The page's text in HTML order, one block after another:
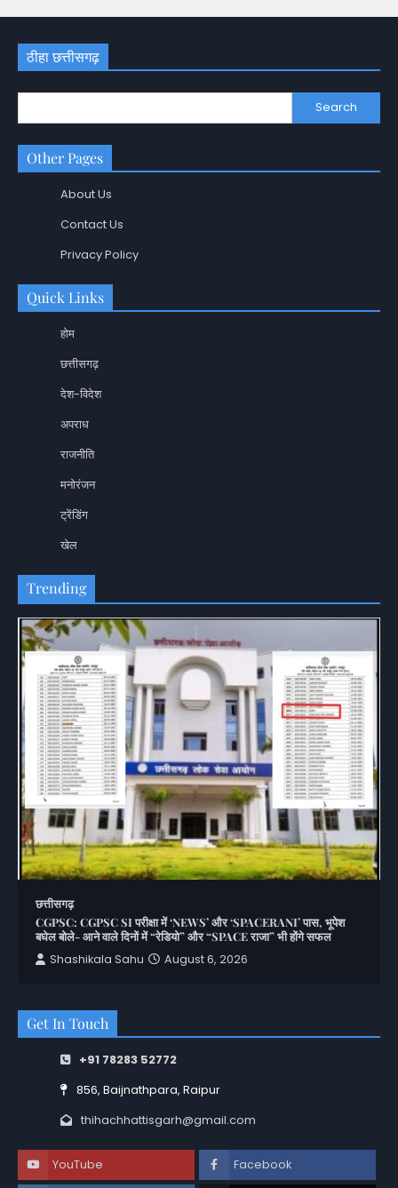
ठीहा छत्तीसगढ़
Search
Other Pages
About Us
Contact Us
Privacy Policy
Quick Links
होम
छत्तीसगढ़
देश-विदेश
अपराध
राजनीति
मनोरंजन
ट्रेंडिंग
खेल
Trending
छत्तीसगढ़
CGPSC: CGPSC SI परीक्षा में ‘NEWS’ और ‘SPACERANI’ पास, भूपेश
बघेल बोले- आने वाले दिनों में “रेडियो” और “SPACE राजा” भी होंगे सफल
Shashikala Sahu
August 6, 2026
Get In Touch
+91 78283 52772
856, Baijnathpara, Raipur
thihachhattisgarh@gmail.com
YouTube Facebook